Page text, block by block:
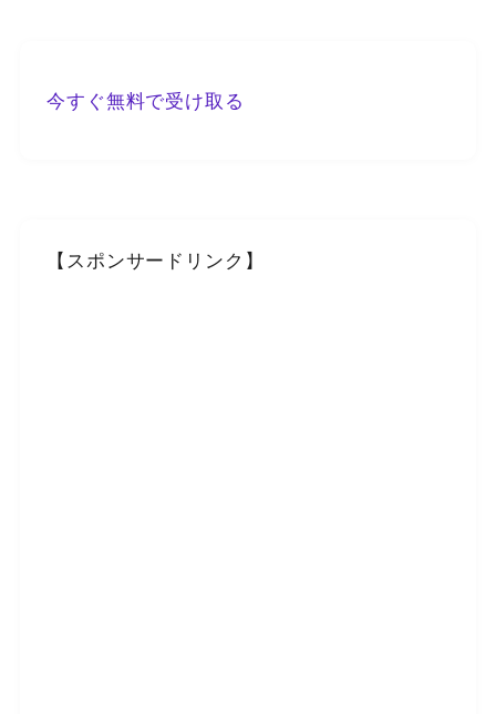
今すぐ無料で受け取る
【スポンサードリンク】